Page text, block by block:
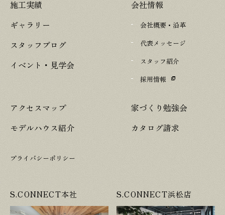
施工実績
ギャラリー
スタッフブログ
イベント・見学会
会社情報
会社概要・沿革
代表メッセージ
スタッフ紹介
採用情報
アクセスマップ
モデルハウス紹介
家づくり勉強会
カタログ請求
プライバシーポリシー
S.CONNECT本社 S.CONNECT浜松店